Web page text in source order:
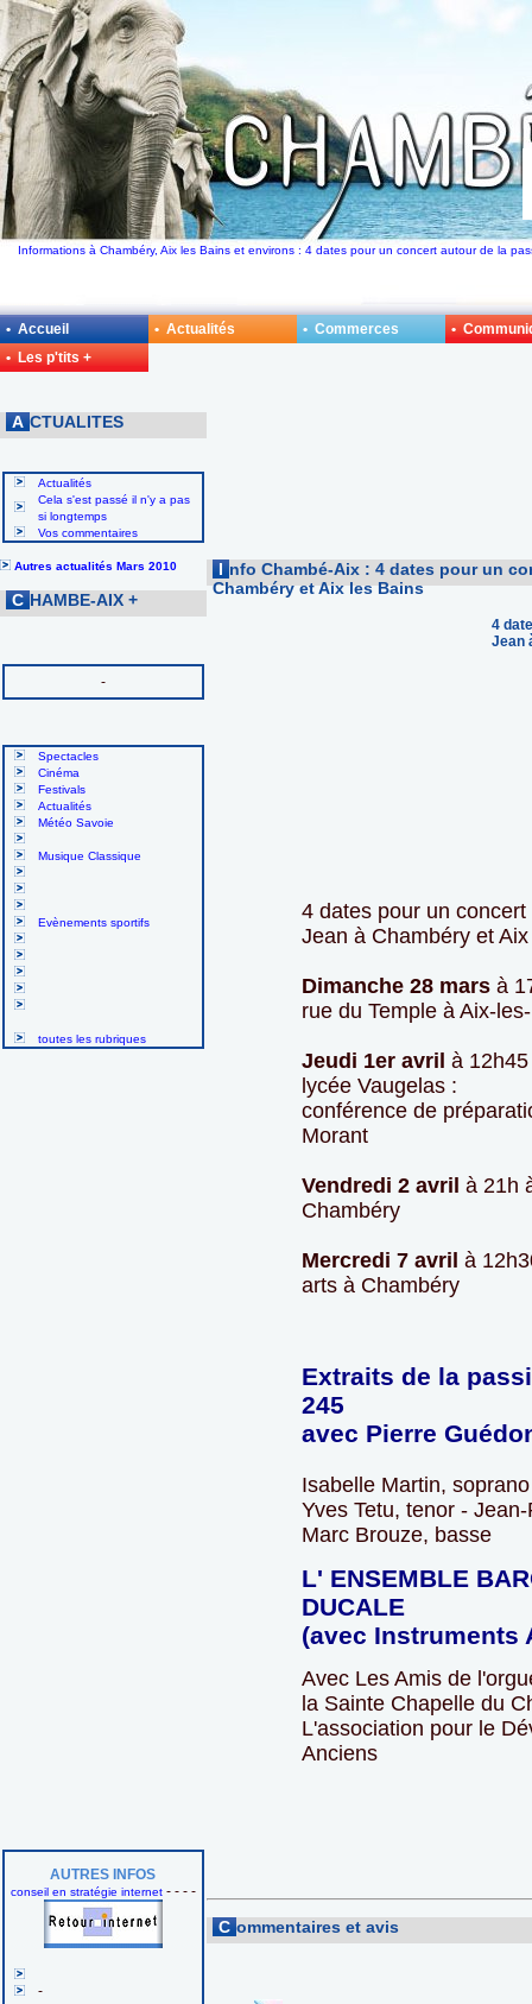
Informations à Chambéry, Aix les Bains et environs : 4 dates pour un concert autour de la
A CTUALITES
Actualités
Cela s'est passé il n'y a pas
si longtemps
Vos commentaires
Autres actualités Mars 2010
C HAMBE-AIX +
-
Spectacles
Cinéma
Festivals
Actualités
Météo Savoie
Musique Classique
Evènements sportifs
toutes les rubriques
AUTRES INFOS
conseil en stratégie internet - - - -
-
I nfo Chambé-Aix : 4 dates pour un
Chambéry et Aix les Bains
4
Jean
4 dates pour un
Jean à Chambéry et
Dimanche 28 mars à
rue du Temple à Aix-
Jeudi 1er avril à
lycée Vaugelas :
conférence de
Morant
Vendredi 2 avril à 21h
Chambéry
Mercredi 7 avril à
arts à Chambéry
Extraits de la
245
avec Pierre
Isabelle Martin,
Yves Tetu, tenor -
Marc Brouze, basse
L' ENSEMBLE
DUCALE
(avec Instruments
Avec Les Amis de
la Sainte Chapelle du
L'association pour le
Anciens
C ommentaires et avis
• Accueil • Actualités • Commerces
•
• Les p'tits +